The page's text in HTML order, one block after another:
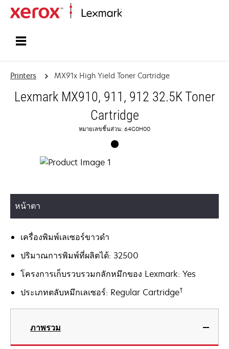
Printers MX91x High Yield Toner Cartridge
Lexmark MX910, 911, 912 32.5K Toner
Cartridge
หมายเลขชิ้นส่วน: 64G0H00
หน้าตา
เครื่องพิมพ์เลเซอร์ขาวดำ
ปริมาณการพิมพ์ที่ผลิตได้: 32500
โครงการเก็บรวบรวมกลักหมึกของ Lexmark: Yes
ประเภทตลับหมึกเลเซอร์: Regular Cartridge†
ภาพรวม